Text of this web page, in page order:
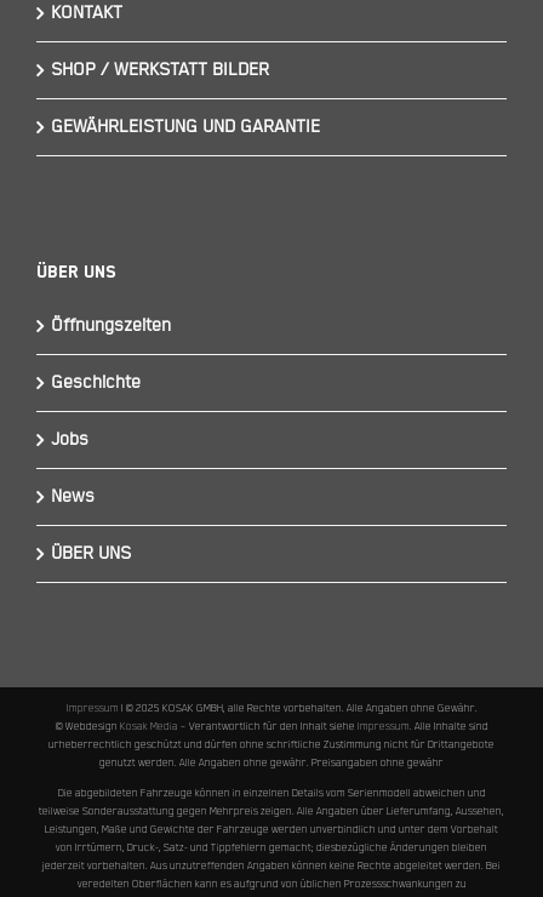
KONTAKT
SHOP / WERKSTATT BILDER
GEWÄHRLEISTUNG UND GARANTIE
Über Uns
Öffnungszeiten
Geschichte
Jobs
News
ÜBER UNS
Impressum I © 2025 KOSAK GMBH, alle Rechte vorbehalten. Alle Angaben ohne Gewähr.
© Webdesign Kosak Media – Verantwortlich für den Inhalt siehe Impressum. Alle Inhalte sind
urheberrechtlich geschützt und dürfen ohne schriftliche Zustimmung nicht für Drittangebote
genutzt werden. Alle Angaben ohne gewähr. Preisangaben ohne gewähr
Die abgebildeten Fahrzeuge können in einzelnen Details vom Serienmodell abweichen und
teilweise Sonderausstattung gegen Mehrpreis zeigen. Alle Angaben über Lieferumfang, Aussehen,
Leistungen, Maße und Gewichte der Fahrzeuge werden unverbindlich und unter dem Vorbehalt
von Irrtümern, Druck-, Satz- und Tippfehlern gemacht; diesbezügliche Änderungen bleiben
jederzeit vorbehalten. Aus unzutreffenden Angaben können keine Rechte abgeleitet werden. Bei
veredelten Oberflächen kann es aufgrund von üblichen Prozessschwankungen zu